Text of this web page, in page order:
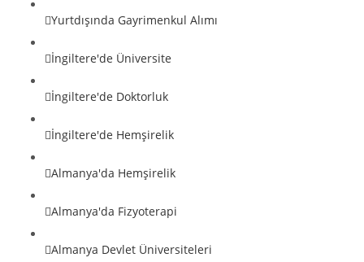
Yurtdışında Gayrimenkul Alımı
İngiltere'de Üniversite
İngiltere'de Doktorluk
İngiltere'de Hemşirelik
Almanya'da Hemşirelik
Almanya'da Fizyoterapi
Almanya Devlet Üniversiteleri